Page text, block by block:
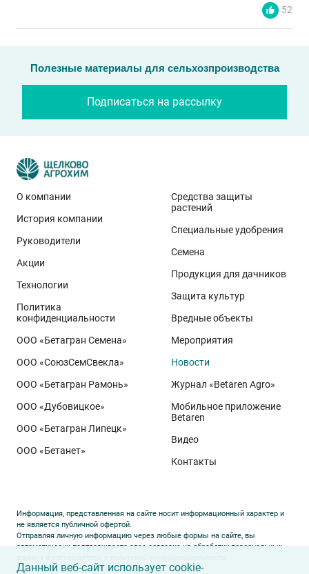
Эти результаты особенно показательны для
условий Приволжского федерального округа. Они
демонстрируют, что потенциал интенсивного сорта
реализуется при грамотном управлении
технологией: сбалансированном минеральном
питании, эффективной защите растений и точном
сопровождении посевов. Напомним, что
относится к новому поколению сортов орловского
биотипа озимой пшеницы. Это достижение
департамента селекции и семеноводства «Щёлково
Агрохим». Ей принадлежит рекорд
полученный в Орловской области в 2025 году.
Ермоловка максимально отзывчива на приёмы
интенсификации. Внесена в Государственный реестр
массивный поникающий колос и высокая
озернённость – до50–80
30у традиционных сортов. Именно такая
архитектура растения позволяет эффективно
52
Полезные материалы для сельхозпроизводства
Подписаться на рассылку
О компании
История компании
Руководители
Акции
Технологии
Политика
конфиденциальности
ООО «Бетагран Семена»
ООО «СоюзСемСвекла»
ООО «Бетагран Рамонь»
ООО «Дубовицкое»
ООО «Бетагран Липецк»
ООО «Бетанет»
Средства защиты
растений
Специальные удобрения
Семена
Продукция для дачников
Защита культур
Вредные объекты
Мероприятия
Новости
Журнал «Betaren Agro»
Мобильное приложение
Betaren
Видео
Контакты
Информация, представленная на сайте носит информационный характер и
не является публичной офертой.
Отправляя личную информацию через любые формы на сайте, вы
автоматически подтверждаете свое согласие на обработку персональных
Данный веб-сайт использует cookie-